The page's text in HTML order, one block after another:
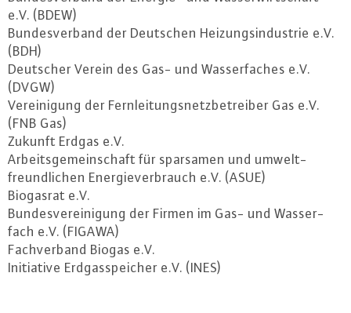
e.V. (BDEW)
Bun­des­ver­band der Deutschen Hei­zungs­in­dus­trie e.V.
(BDH)
Deutscher Verein des Gas- und Was­ser­fa­ches e.V.
(DVGW)
Ver­ei­ni­gung der Fern­lei­tungs­netz­be­trei­ber Gas e.V.
(FNB Gas)
Zukunft Erdgas e.V.
Ar­beits­ge­mein­schaft für sparsamen und um­welt­
freund­li­chen En­er­gie­ver­brauch e.V. (ASUE)
Biogasrat e.V.
Bun­des­ver­ei­ni­gung der Firmen im Gas- und Was­ser­
fach e.V. (FIGAWA)
Fach­ver­band Biogas e.V.
In­itia­ti­ve Erd­gas­spei­cher e.V. (INES)